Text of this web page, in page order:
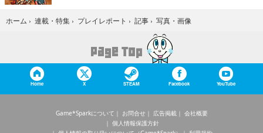
ホーム › 連載・特集 › プレイレポート › 記事 › 写真・画像
Home X STEAM Facebook YouTube
Game*Sparkについて お問合せ 広告掲載
会社概要
個人情報保護方針